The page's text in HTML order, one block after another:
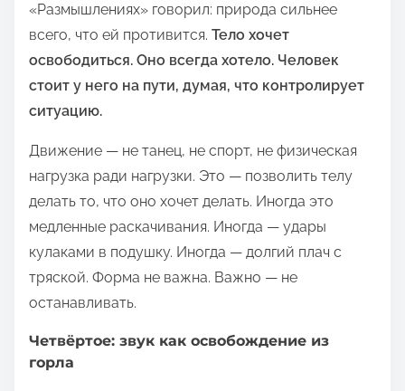
«Размышлениях» говорил: природа сильнее
всего, что ей противится. Тело хочет
освободиться. Оно всегда хотело. Человек
стоит у него на пути, думая, что контролирует
ситуацию.
Движение — не танец, не спорт, не физическая
нагрузка ради нагрузки. Это — позволить телу
делать то, что оно хочет делать. Иногда это
медленные раскачивания. Иногда — удары
кулаками в подушку. Иногда — долгий плач с
тряской. Форма не важна. Важно — не
останавливать.
Четвёртое: звук как освобождение из
горла